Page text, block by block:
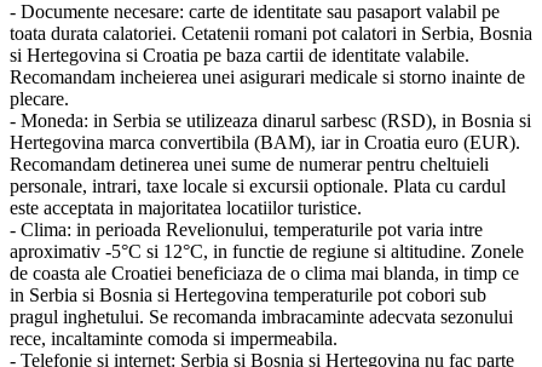
- Documente necesare: carte de identitate sau pasaport valabil pe
toata durata calatoriei. Cetatenii romani pot calatori in Serbia, Bosnia
si Hertegovina si Croatia pe baza cartii de identitate valabile.
Recomandam incheierea unei asigurari medicale si storno inainte de
plecare.
- Moneda: in Serbia se utilizeaza dinarul sarbesc (RSD), in Bosnia si
Hertegovina marca convertibila (BAM), iar in Croatia euro (EUR).
Recomandam detinerea unei sume de numerar pentru cheltuieli
personale, intrari, taxe locale si excursii optionale. Plata cu cardul
este acceptata in majoritatea locatiilor turistice.
- Clima: in perioada Revelionului, temperaturile pot varia intre
aproximativ -5°C si 12°C, in functie de regiune si altitudine. Zonele
de coasta ale Croatiei beneficiaza de o clima mai blanda, in timp ce
in Serbia si Bosnia si Hertegovina temperaturile pot cobori sub
pragul inghetului. Se recomanda imbracaminte adecvata sezonului
rece, incaltaminte comoda si impermeabila.
- Telefonie si internet: Serbia si Bosnia si Hertegovina nu fac parte